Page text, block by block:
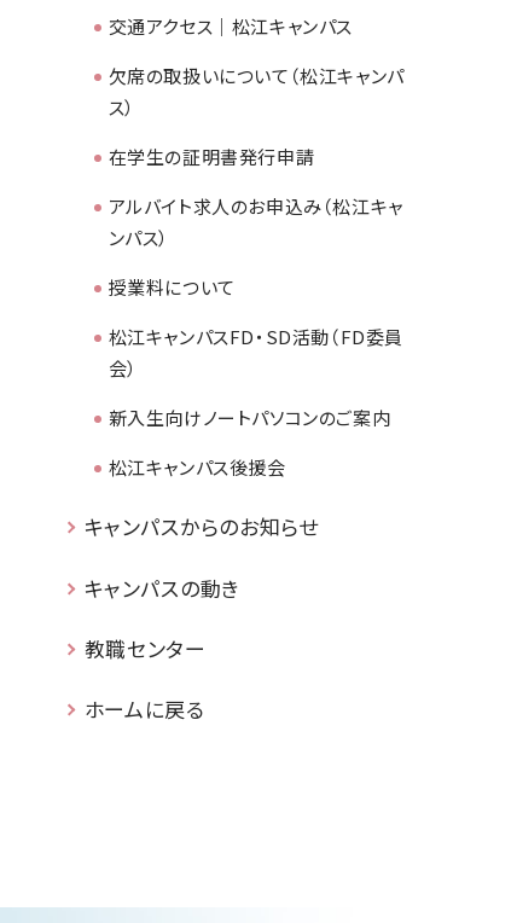
交通アクセス｜松江キャンパス
欠席の取扱いについて（松江キャンパ
ス）
在学生の証明書発行申請
アルバイト求人のお申込み（松江キャ
ンパス）
授業料について
松江キャンパスFD・SD活動（FD委員
会）
新入生向けノートパソコンのご案内
松江キャンパス後援会
キャンパスからのお知らせ
キャンパスの動き
教職センター
ホームに戻る